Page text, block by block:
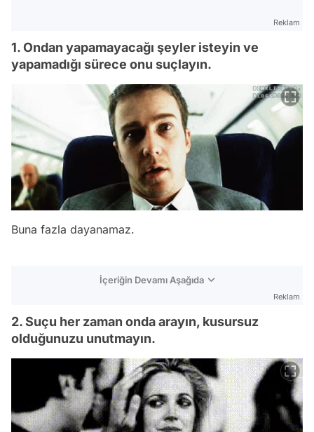
Reklam
1. Ondan yapamayacağı şeyler isteyin ve
yapamadığı sürece onu suçlayın.
Buna fazla dayanamaz.
İçeriğin Devamı Aşağıda
Reklam
2. Suçu her zaman onda arayın, kusursuz
olduğunuzu unutmayın.